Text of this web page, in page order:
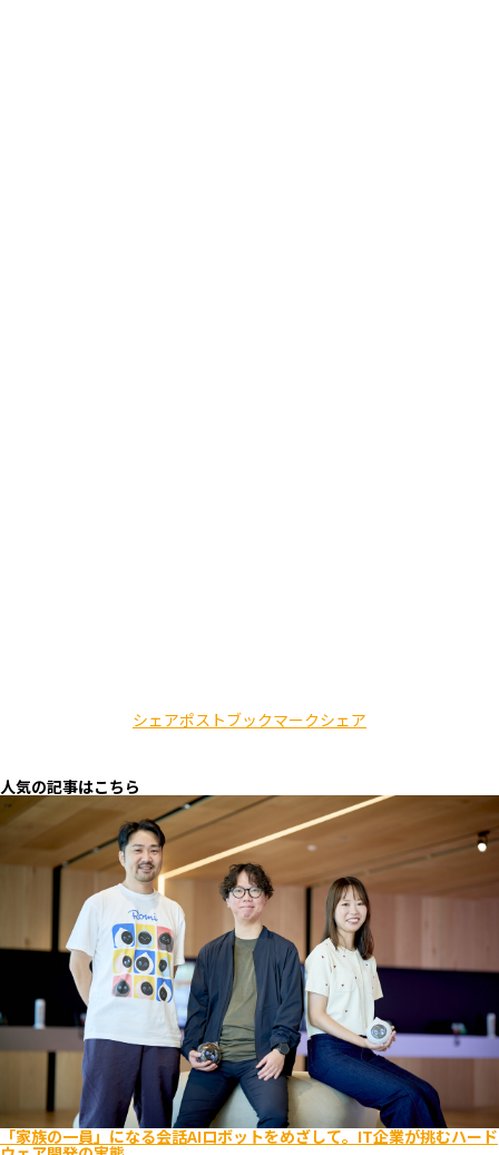
シェアポストブックマークシェア
人気の記事はこちら
「家族の一員」になる会話AIロボットをめざして。IT企業が挑むハード